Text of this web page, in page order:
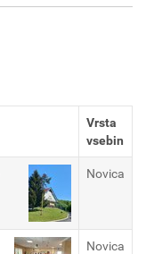
Vrsta
vsebin
Novica
Novica